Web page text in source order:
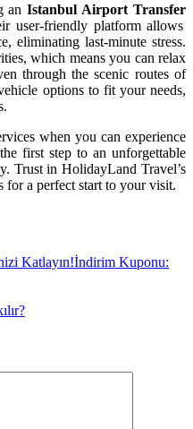
anIstanbul Airport Transfer
user-friendly platform allows
eliminating last-minute stress.
which means you can relax
through the scenic routes of
options to fit your needs,
when you can experience
first step to an unforgettable
Trust in HolidayLand Travel’s
for a perfect start to your visit.
İndirim Kuponu: